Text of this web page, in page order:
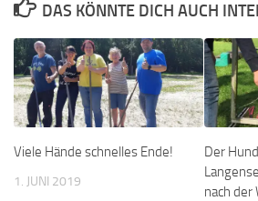
DAS KÖNNTE DICH AUCH
Viele Hände schnelles Ende!
1. JUNI 2019
Der
nach der